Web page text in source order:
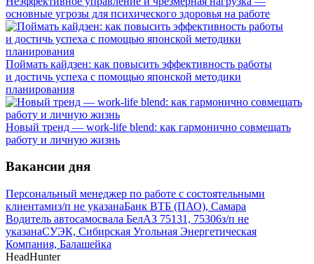
основные угрозы для психического здоровья на работе
Поймать кайдзен: как повысить эффективность работы
и достичь успеха с помощью японской методики
планирования
Новый тренд — work-life blend: как гармонично совмещать
работу и личную жизнь
Вакансии дня
Персональный менеджер по работе с состоятельными
клиентамиз/п не указанаБанк ВТБ (ПАО), Самара
Водитель автосамосвала БелАЗ 75131, 75306з/п не
указанаСУЭК, Сибирская Угольная Энергетическая
Компания, Балашейка
HeadHunter